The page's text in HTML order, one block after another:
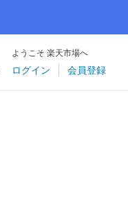
ようこそ 楽天市場へ
ログイン 会員登録